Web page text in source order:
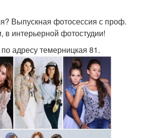
Выпускная фотосессия с проф.
интерьерной фотостудии!
адресу темерницкая 81.